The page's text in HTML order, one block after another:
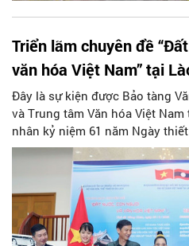
Triển lãm chuyên đề
văn hóa Việt Nam” tại
Đây là sự kiện được Bảo tàng
và Trung tâm Văn hóa Việt
nhân kỷ niệm 61 năm Ngày
Nam-Lào (5/9/1962-5/9/2023),
nghị và Hợp tác Việt Nam-Lào